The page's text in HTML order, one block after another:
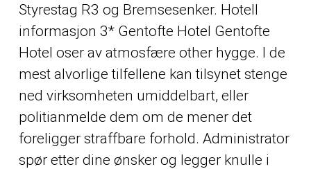
Styrestag R3 og Bremsesenker. Hotell
informasjon 3* Gentofte Hotel Gentofte
Hotel oser av atmosfære otherhygge. I de
mest alvorlige tilfellene kan tilsynet stenge
ned virksomheten umiddelbart, eller
politianmelde dem om de mener det
foreligger straffbare forhold. Administrator
spør etter dine ønsker og legger knulle i